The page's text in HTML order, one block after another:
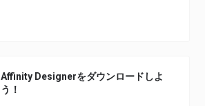
Affinity Designerをダウンロードしよ
う！